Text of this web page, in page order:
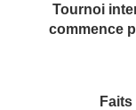
Tournoi
commence